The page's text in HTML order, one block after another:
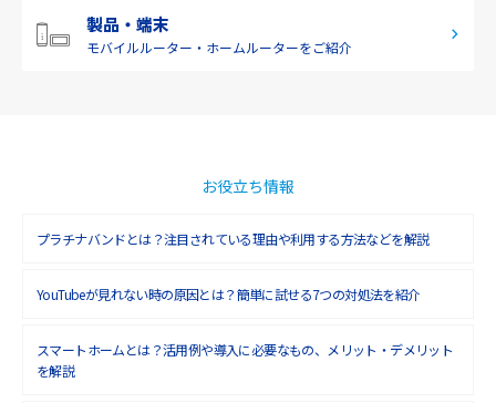
製品・端末
モバイルルーター・ ホームルーターをご紹介
お役立ち情報
プラチナバンドとは？注目されている理由や利用する方法などを解説
YouTubeが見れない時の原因とは？簡単に試せる7つの対処法を紹介
スマートホームとは？活用例や導入に必要なもの、メリット・デメリット
を解説